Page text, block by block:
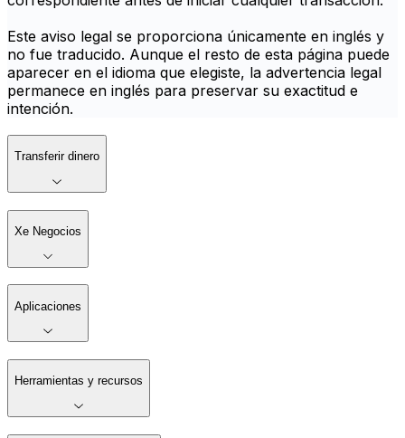
Este aviso legal se proporciona únicamente en inglés y
no fue traducido. Aunque el resto de esta página puede
aparecer en el idioma que elegiste, la advertencia legal
permanece en inglés para preservar su exactitud e
intención.
Transferir dinero
Xe Negocios
Aplicaciones
Herramientas y recursos